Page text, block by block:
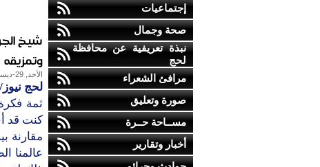
إجتماعيات
صحة وجمال
نبذة تعريفية عن محافظة
لحج
مرافئ الشعراء
صورة وتعليق
مســاحة حــرة
أخبار وتقارير
شيخ
وتمزيقه
الأحد, 29-ديسمبر-2013
لحج
ثمة
كنت قد
مقارنة
عالمنا